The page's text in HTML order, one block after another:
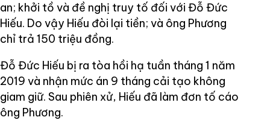
an; khởi tồ và đề nghị truy tố đối với Đỗ Đức
Hiếu. Do vậy Hiếu đòi lại tiền; và ông Phương
chỉ trả 150 triệu đồng.
Đỗ Đức Hiếu bị ra tòa hồi hạ tuần tháng 1 năm
2019 và nhận mức án 9 tháng cải tạo không
giam giữ. Sau phiên xử, Hiếu đã làm đơn tố cáo
ông Phương.